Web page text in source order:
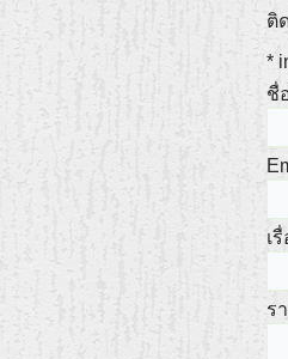
ติ
*
ชื่
เ
ร